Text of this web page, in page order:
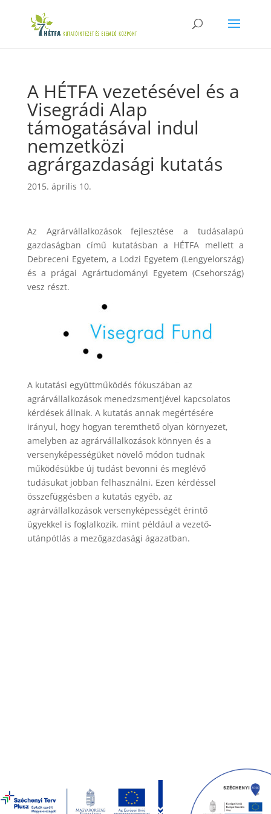
A HÉTFA vezetésével és a
Visegrádi Alap
támogatásával indul
nemzetközi
agrárgazdasági kutatás
2015. április 10.
Az Agrárvállalkozások fejlesztése a tudásalapú
gazdaságban című kutatásban a HÉTFA mellett a
Debreceni Egyetem, a Lodzi Egyetem (Lengyelország)
és a prágai Agrártudományi Egyetem (Csehország)
vesz részt.
A kutatási együttműködés fókuszában az
agrárvállalkozások menedzsmentjével kapcsolatos
kérdések állnak. A kutatás annak megértésére
irányul, hogy hogyan teremthető olyan környezet,
amelyben az agrárvállalkozások könnyen és a
versenyképességüket növelő módon tudnak
működésükbe új tudást bevonni és meglévő
tudásukat jobban felhasználni. Ezen kérdéssel
összefüggésben a kutatás egyéb, az
agrárvállalkozások versenyképességét érintő
ügyekkel is foglalkozik, mint például a vezető-
utánpótlás a mezőgazdasági ágazatban.